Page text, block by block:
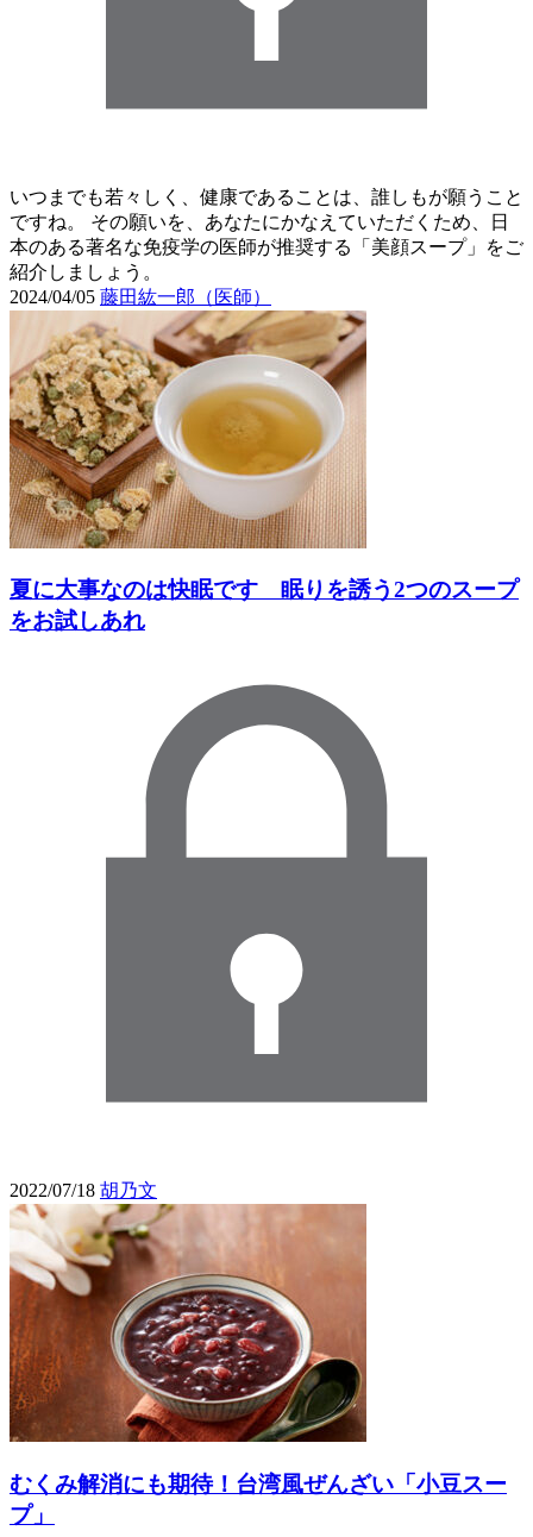
いつまでも若々しく、健康であることは、誰しもが願うこと
ですね。 その願いを、あなたにかなえていただくため、日
本のある著名な免疫学の医師が推奨する「美顔スープ」をご
紹介しましょう。
2024/04/05 藤田紘一郎（医師）
夏に大事なのは快眠です 眠りを誘う2つのスープ
をお試しあれ
2022/07/18 胡乃文
むくみ解消にも期待！台湾風ぜんざい「小豆スー
プ」